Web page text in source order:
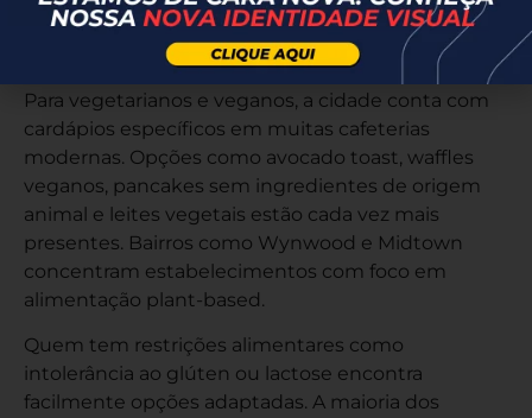
Restaurantes em South Pointe e Wynwood se
especializam em comida saudável e orgânica.
Para vegetarianos e veganos, a cidade conta com
cardápios específicos em muitas cafeterias
modernas. Opções como avocado toast, waffles
veganos, pancakes sem ingredientes de origem
animal e leites vegetais estão cada vez mais
presentes. Bairros como Wynwood e Midtown
concentram estabelecimentos com foco em
alimentação plant-based.
Quem tem restrições alimentares como
intolerância ao glúten ou lactose encontra
facilmente opções adaptadas. A maioria dos